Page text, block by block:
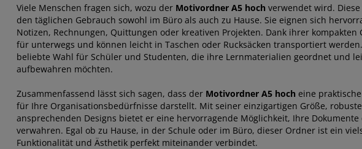
Viele Menschen fragen sich, wozu der Motivordner A5 hoch verwendet wird.
den täglichen Gebrauch sowohl im Büro als auch zu Hause. Sie eignen sich
Notizen, Rechnungen, Quittungen oder kreativen Projekten. Dank ihrer kompakten
für unterwegs und können leicht in Taschen oder Rucksäcken transportiert
beliebte Wahl für Schüler und Studenten, die ihre Lernmaterialien geordnet und
aufbewahren möchten.
Zusammenfassend lässt sich sagen, dass der Motivordner A5 hoch eine
für Ihre Organisationsbedürfnisse darstellt. Mit seiner einzigartigen Größe,
ansprechenden Designs bietet er eine hervorragende Möglichkeit, Ihre
verwahren. Egal ob zu Hause, in der Schule oder im Büro, dieser Ordner ist ein
Funktionalität und Ästhetik perfekt miteinander verbindet.